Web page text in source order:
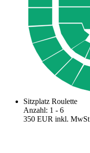
Sitzplatz Roulette
Anzahl: 1 - 6
350 EUR inkl. MwSt